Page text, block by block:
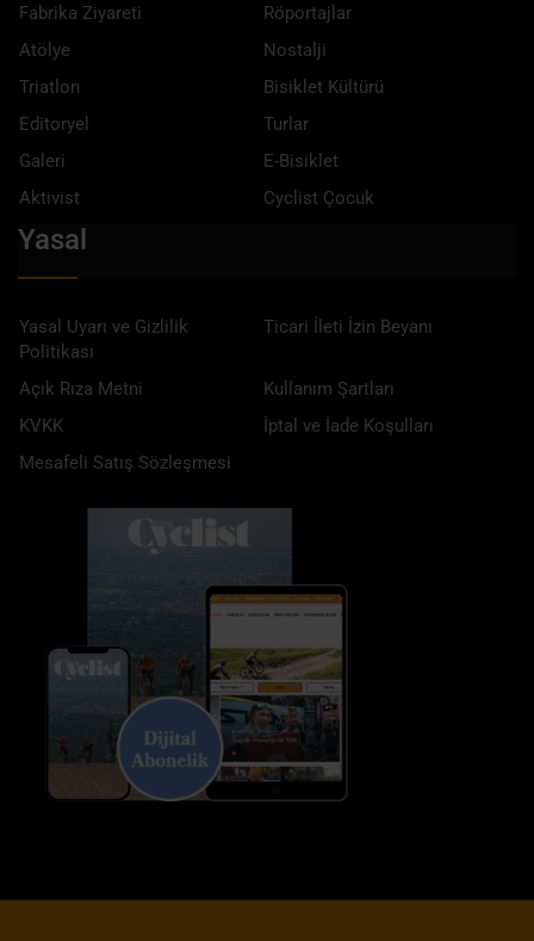
Fabrika Ziyareti
Röportajlar
Atölye
Nostalji
Triatlon
Bisiklet Kültürü
Editoryel
Turlar
Galeri
E-Bisiklet
Aktivist
Cyclist Çocuk
Yasal
Yasal Uyarı ve Gizlilik
Politikası
Ticari İleti İzin Beyanı
Açık Rıza Metni
Kullanım Şartları
KVKK
İptal ve İade Koşulları
Mesafeli Satış Sözleşmesi